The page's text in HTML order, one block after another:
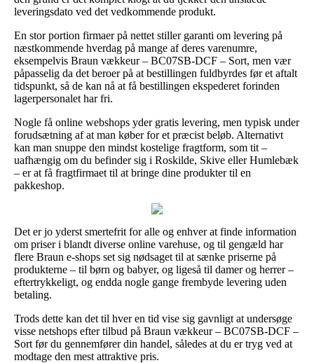
leveringsdato ved det vedkommende produkt.
En stor portion firmaer på nettet stiller garanti om levering på
næstkommende hverdag på mange af deres varenumre,
eksempelvis Braun vækkeur – BC07SB-DCF – Sort, men vær
påpasselig da det beroer på at bestillingen fuldbyrdes før et aftalt
tidspunkt, så de kan nå at få bestillingen ekspederet forinden
lagerpersonalet har fri.
Nogle få online webshops yder gratis levering, men typisk under
forudsætning af at man køber for et præcist beløb. Alternativt
kan man snuppe den mindst kostelige fragtform, som tit –
uafhængig om du befinder sig i Roskilde, Skive eller Humlebæk
– er at få fragtfirmaet til at bringe dine produkter til en
pakkeshop.
Det er jo yderst smertefrit for alle og enhver at finde information
om priser i blandt diverse online varehuse, og til gengæld har
flere Braun e-shops set sig nødsaget til at sænke priserne på
produkterne – til børn og babyer, og ligeså til damer og herrer –
eftertrykkeligt, og endda nogle gange frembyde levering uden
betaling.
Trods dette kan det til hver en tid vise sig gavnligt at undersøge
visse netshops efter tilbud på Braun vækkeur – BC07SB-DCF –
Sort før du gennemfører din handel, således at du er tryg ved at
modtage den mest attraktive pris.